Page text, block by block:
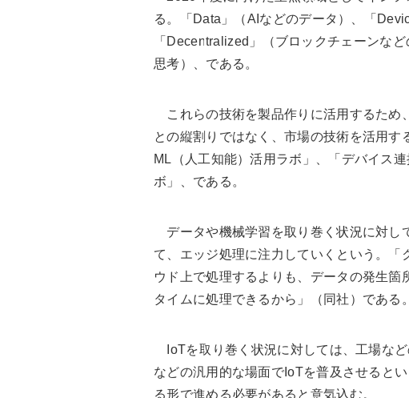
る。「Data」（AIなどのデータ）、「
「Decentralized」（ブロックチェーンな
思考）、である。
これらの技術を製品作りに活用するため
との縦割りではなく、市場の技術を活用
ML（人工知能）活用ラボ」、「デバイス
ボ」、である。
データや機械学習を取り巻く状況に対し
て、エッジ処理に注力していくという。
ウド上で処理するよりも、データの発生
タイムに処理できるから」（同社）である。
IoTを取り巻く状況に対しては、工場な
などの汎用的な場面でIoTを普及させると
る形で進める必要があると意気込む。